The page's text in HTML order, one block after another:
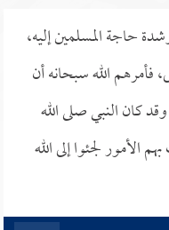
حاجة المسلمين إليه،
فأمرهم الله سبحانه أن
كان النبي صلى الله
الأمور لجئوا إلى الله